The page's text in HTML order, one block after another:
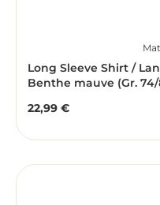
Long Sleeve Shirt /
Benthe mauve (Gr. 74/
Regulärer Preis:
22,99 €